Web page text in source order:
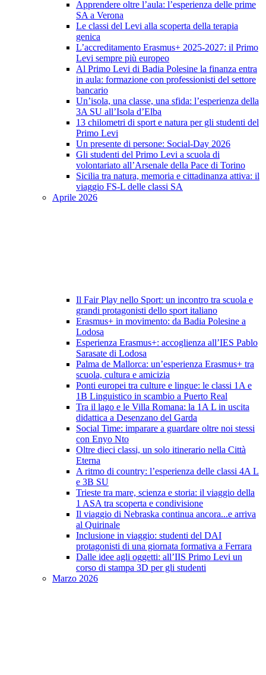
Apprendere oltre l’aula: l’esperienza delle prime
SA a Verona
Le classi del Levi alla scoperta della terapia
genica
L’accreditamento Erasmus+ 2025-2027: il Primo
Levi sempre più europeo
Al Primo Levi di Badia Polesine la finanza entra
in aula: formazione con professionisti del settore
bancario
Un’isola, una classe, una sfida: l’esperienza della
3A SU all’Isola d’Elba
13 chilometri di sport e natura per gli studenti del
Primo Levi
Un presente di persone: Social-Day 2026
Gli studenti del Primo Levi a scuola di
volontariato all’Arsenale della Pace di Torino
Sicilia tra natura, memoria e cittadinanza attiva: il
viaggio FS-L delle classi SA
Aprile 2026
Il Fair Play nello Sport: un incontro tra scuola e
grandi protagonisti dello sport italiano
Erasmus+ in movimento: da Badia Polesine a
Lodosa
Esperienza Erasmus+: accoglienza all’IES Pablo
Sarasate di Lodosa
Palma de Mallorca: un’esperienza Erasmus+ tra
scuola, cultura e amicizia
Ponti europei tra culture e lingue: le classi 1A e
1B Linguistico in scambio a Puerto Real
Tra il lago e le Villa Romana: la 1A L in uscita
didattica a Desenzano del Garda
Social Time: imparare a guardare oltre noi stessi
con Enyo Nto
Oltre dieci classi, un solo itinerario nella Città
Eterna
A ritmo di country: l’esperienza delle classi 4A L
e 3B SU
Trieste tra mare, scienza e storia: il viaggio della
1 ASA tra scoperta e condivisione
Il viaggio di Nebraska continua ancora...e arriva
al Quirinale
Inclusione in viaggio: studenti del DAI
protagonisti di una giornata formativa a Ferrara
Dalle idee agli oggetti: all’IIS Primo Levi un
corso di stampa 3D per gli studenti
Marzo 2026